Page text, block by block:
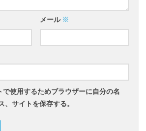
メール ※
で使用するためブラウザーに自分の名
、サイトを保存する。